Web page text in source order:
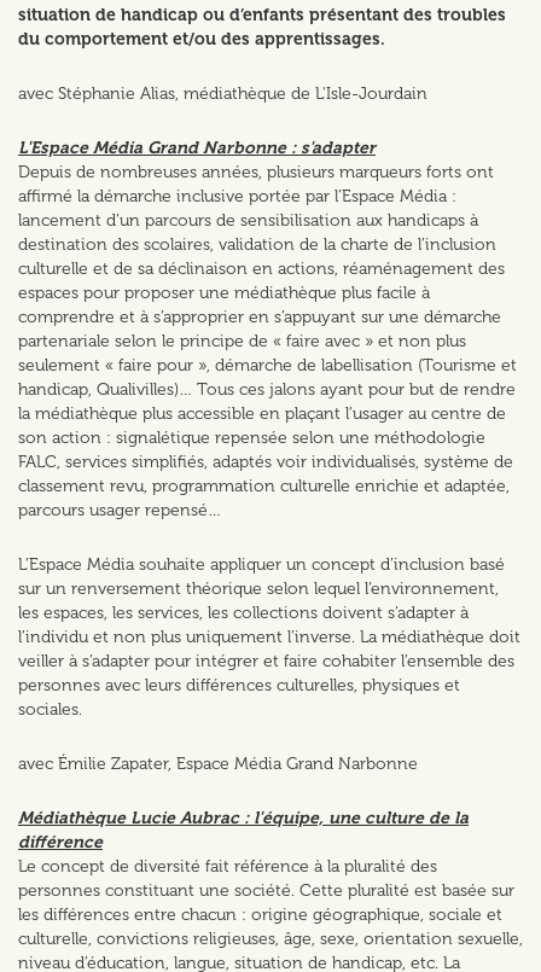
situation de handicap ou d’enfants présentant des troubles
du comportement et/ou des apprentissages.
avec Stéphanie Alias, médiathèque de L'Isle-Jourdain
L'Espace Média Grand Narbonne : s'adapter
Depuis de nombreuses années, plusieurs marqueurs forts ont
affirmé la démarche inclusive portée par l’Espace Média :
lancement d’un parcours de sensibilisation aux handicaps à
destination des scolaires, validation de la charte de l’inclusion
culturelle et de sa déclinaison en actions, réaménagement des
espaces pour proposer une médiathèque plus facile à
comprendre et à s’approprier en s’appuyant sur une démarche
partenariale selon le principe de « faire avec » et non plus
seulement « faire pour », démarche de labellisation (Tourisme et
handicap, Qualivilles)… Tous ces jalons ayant pour but de rendre
la médiathèque plus accessible en plaçant l’usager au centre de
son action : signalétique repensée selon une méthodologie
FALC, services simplifiés, adaptés voir individualisés, système de
classement revu, programmation culturelle enrichie et adaptée,
parcours usager repensé…
L’Espace Média souhaite appliquer un concept d’inclusion basé
sur un renversement théorique selon lequel l’environnement,
les espaces, les services, les collections doivent s’adapter à
l’individu et non plus uniquement l’inverse. La médiathèque doit
veiller à s’adapter pour intégrer et faire cohabiter l’ensemble des
personnes avec leurs différences culturelles, physiques et
sociales.
avec Émilie Zapater, Espace Média Grand Narbonne
Médiathèque Lucie Aubrac : l'équipe, une culture de la
différence
Le concept de diversité fait référence à la pluralité des
personnes constituant une société. Cette pluralité est basée sur
les différences entre chacun : origine géographique, sociale et
culturelle, convictions religieuses, âge, sexe, orientation sexuelle,
niveau d’éducation, langue, situation de handicap, etc. La